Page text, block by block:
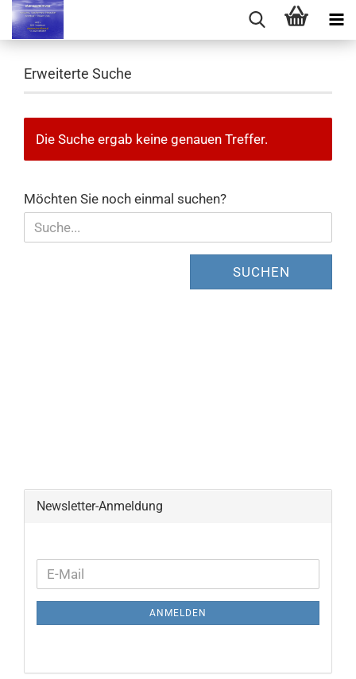
Erweiterte Suche
Die Suche ergab keine genauen Treffer.
MÖCHTEN
SIE
NOCH
Möchten Sie noch einmal suchen?
SUCHEN
Newsletter-Anmeldung
WEITER
ZUR
NEWSLETTER-
ANMELDUNG
E-
ANMELDEN